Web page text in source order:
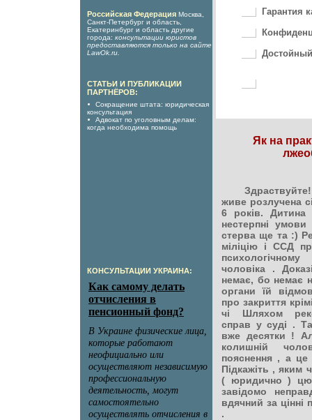
Российская Федерация Москва,
Санкт-Петербург и область,
Екатеринбург и область другие
города: консультации юристов
предоставляются только на сайте
LawOk.ru
СТАТЬИ И ПУБЛИКАЦИИ
ПАРТНЁРОВ:
Сокращение штата: юридическая
консультация
Адвокат по уголовным делам:
когда необходима помощь
КОНСУЛЬТАЦИИ УКРАИНА:
Гарантия
Як на
живе розлучена
6 років.
нестерпні
стерва ще та :)
міліцію і ССД
чоловіка .
немає, бо немає
органи їй
про закриття
чі Шляхом
справ у суді .
вже десятки !
колишній
пояснення , а це
Підкажіть ,
( юридично )
завідомо
вдячний за
.